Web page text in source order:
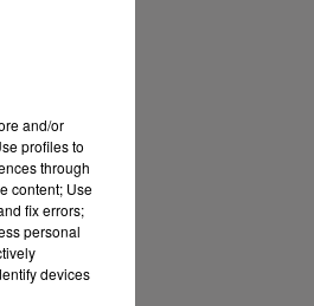
and/or
profiles to
through
content; Use
fix errors;
personal
devices